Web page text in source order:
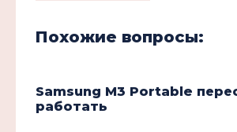
Похожие вопросы:
Samsung M3 Portable
работать